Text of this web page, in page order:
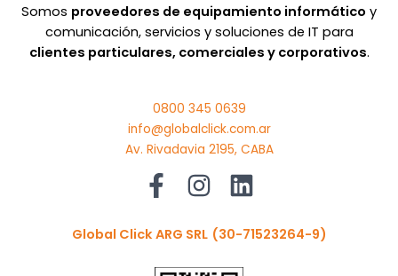
Somos proveedores de equipamiento informático y
comunicación, servicios y soluciones de IT para
clientes particulares, comerciales y corporativos.
0800 345 0639
info@globalclick.com.ar
Av. Rivadavia 2195, CABA
Global Click ARG SRL (30-71523264-9)